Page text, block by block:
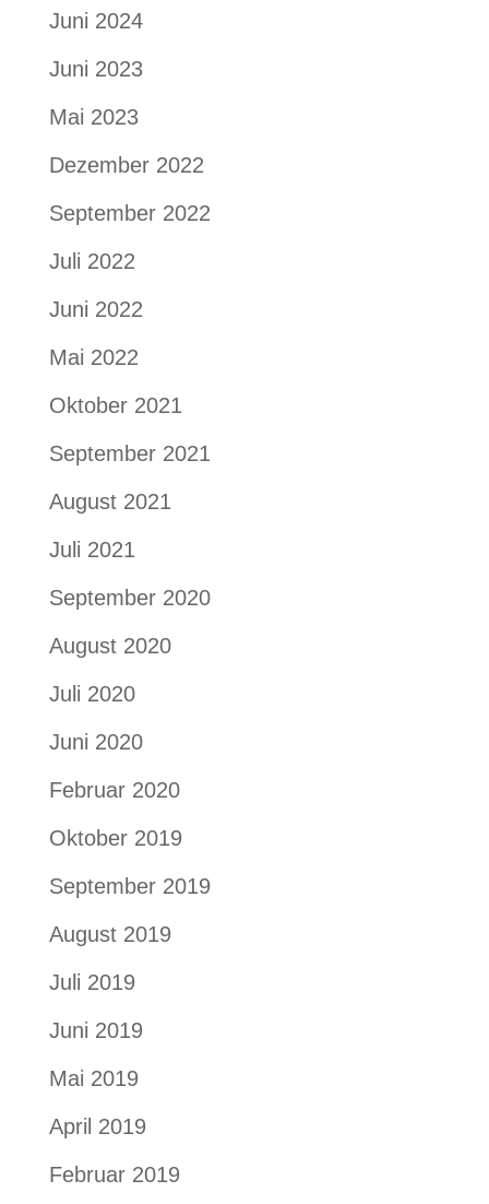
Juni 2024
Juni 2023
Mai 2023
Dezember 2022
September 2022
Juli 2022
Juni 2022
Mai 2022
Oktober 2021
September 2021
August 2021
Juli 2021
September 2020
August 2020
Juli 2020
Juni 2020
Februar 2020
Oktober 2019
September 2019
August 2019
Juli 2019
Juni 2019
Mai 2019
April 2019
Februar 2019